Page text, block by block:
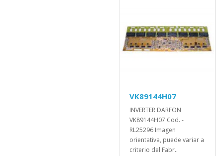
VK89144H07
INVERTER DARFON
VK89144H07 Cod. -
RL25296 Imagen
orientativa, puede variar a
criterio del Fabr..